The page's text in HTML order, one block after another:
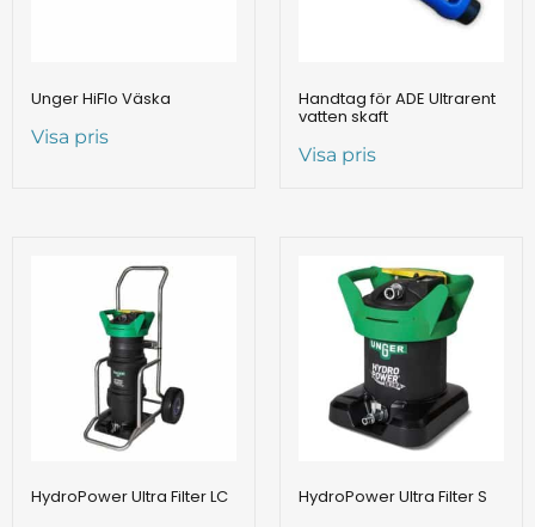
Unger HiFlo Väska
Visa pris
Handtag för ADE Ultrarent
vatten skaft
Visa pris
HydroPower Ultra Filter LC
HydroPower Ultra Filter S